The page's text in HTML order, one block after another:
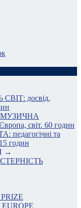
досвід,
МУЗИЧНА
світ. 60 годин
та
годин
→